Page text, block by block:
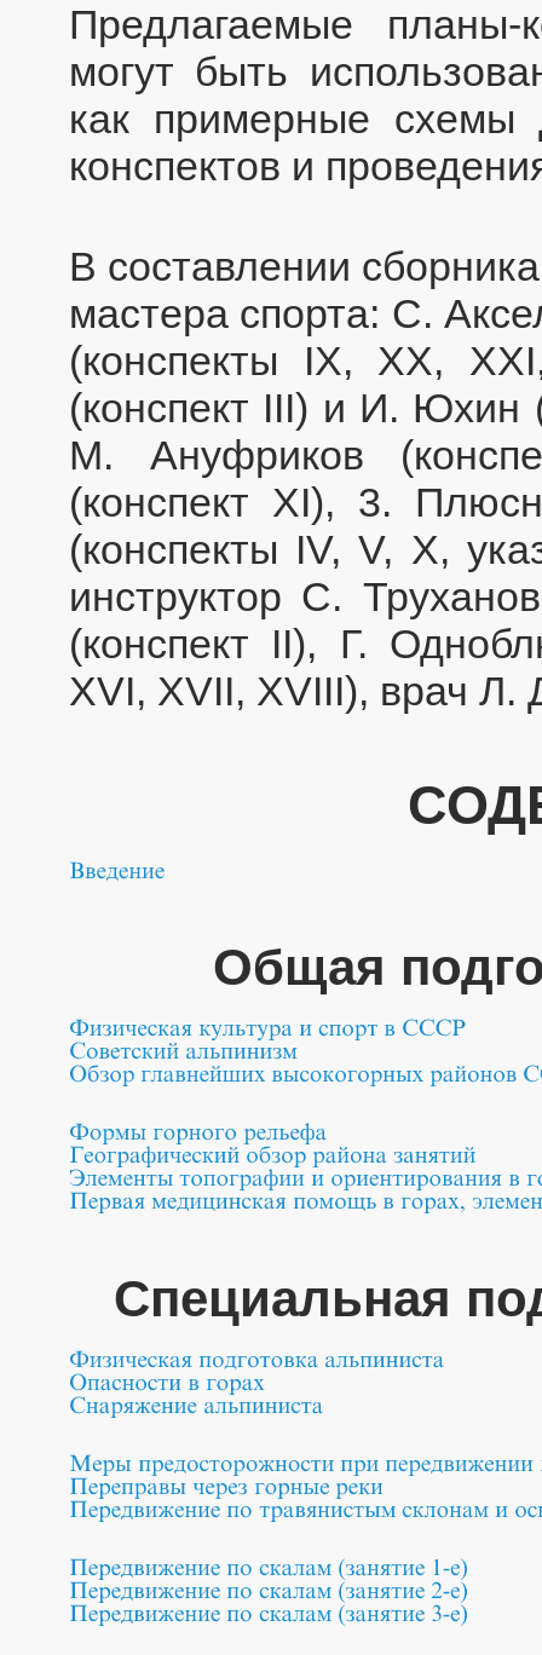
Предлагаемые планы-
могут быть
как примерные схемы
конспектов и
В составлении
мастера спорта: С.
(конспекты IX, XX,
(конспект III) и И. Юхин
М. Ануфриков
(конспект XI), 3.
(конспекты IV, V, X,
инструктор С.
(конспект II), Г.
XVI, XVII, XVIII), врач Л.
Общая
Специальная